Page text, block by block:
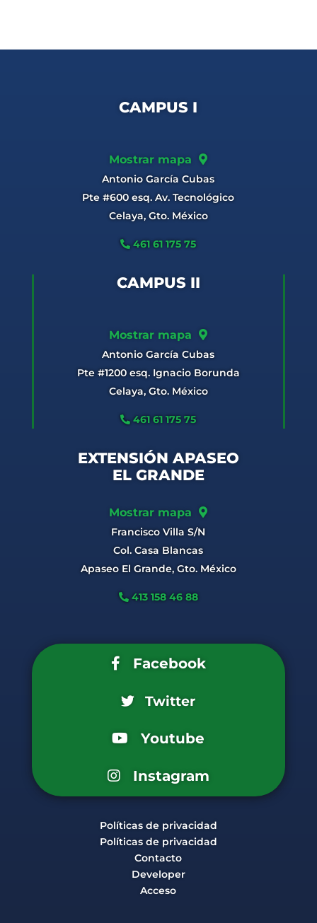
CAMPUS I
Mostrar mapa
Antonio García Cubas
Pte #600 esq. Av. Tecnológico
Celaya, Gto. México
461 61 175 75
CAMPUS II
Mostrar mapa
Antonio García Cubas
Pte #1200 esq. Ignacio Borunda
Celaya, Gto. México
461 61 175 75
EXTENSIÓN APASEO
EL GRANDE
Mostrar mapa
Francisco Villa S/N
Col. Casa Blancas
Apaseo El Grande, Gto. México
413 158 46 88
Facebook
Twitter
Youtube
Instagram
Políticas de privacidad
Políticas de privacidad
Contacto
Developer
Acceso